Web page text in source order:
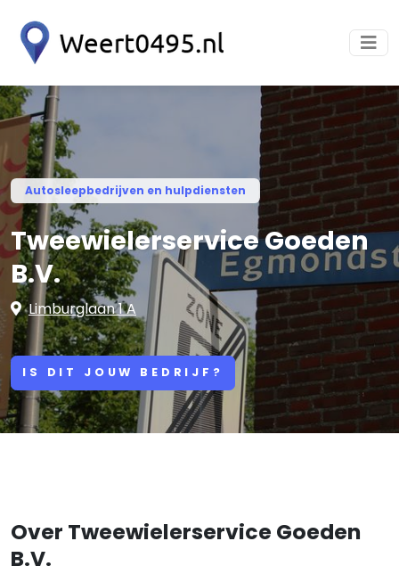
Autosleepbedrijven en hulpdiensten
Tweewielerservice Goeden
B.V.
Limburglaan 1 A
IS DIT JOUW BEDRIJF?
Over Tweewielerservice Goeden
B.V.